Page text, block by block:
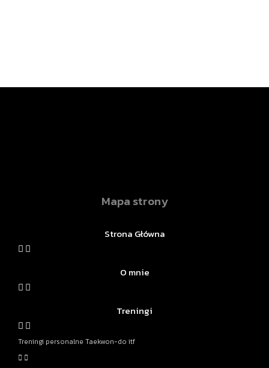
Mapa strony
Strona Główna
O mnie
Treningi
Treningi personalne Taekwon-do itf